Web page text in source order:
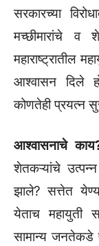
सरकारच्या
मच्छीमारांचे
महाराष्ट्रातील
आश्वासन दिले
कोणतेही प्रयत्न
आश्वासनाचे
शेतकऱ्यांचे
झाले? सत्तेत
येताच महायुती
सामान्य जनतेकडे